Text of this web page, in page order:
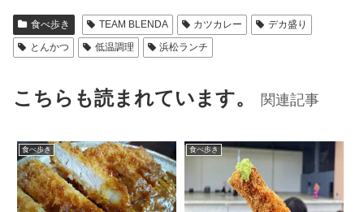
食べ歩き TEAM BLENDA カツカレー
デカ盛り
とんかつ
低温調理 浜松ランチ
こちらも読まれています。 関連記事
食べ歩き 食べ歩き